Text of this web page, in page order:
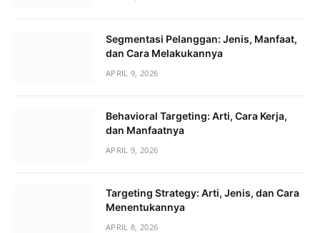
Segmentasi Pelanggan: Jenis, Manfaat,
dan Cara Melakukannya
APRIL 9, 2026
Behavioral Targeting: Arti, Cara Kerja,
dan Manfaatnya
APRIL 9, 2026
Targeting Strategy: Arti, Jenis, dan Cara
Menentukannya
APRIL 8, 2026